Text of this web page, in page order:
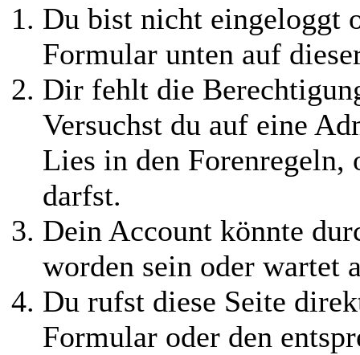
Du bist nicht eingeloggt
Formular unten auf
Dir fehlt die
Versuchst du auf eine
Lies in den Forenregeln,
darfst.
Dein Account könnte
worden sein oder wartet
Du rufst diese Seite
Formular oder den